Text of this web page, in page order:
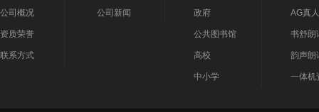
公司概况
资质荣誉
联系方式
公司新闻 政府
公共图书馆
高校
中小学
AG真
书舒朗
韵声朗
一体机